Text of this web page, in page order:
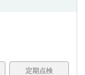
定期点検